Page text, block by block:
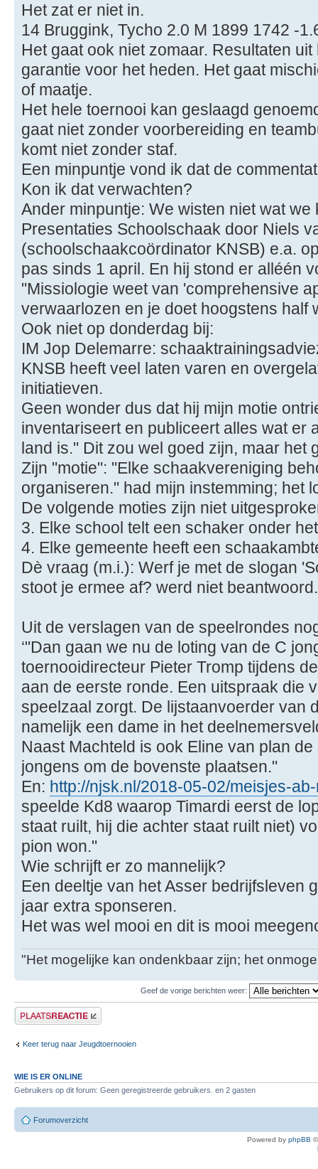
Het zat er niet in.
14 Bruggink, Tycho 2.0 M 1899 1742 -
Het gaat ook niet zomaar. Resultaten
garantie voor het heden. Het gaat
of maatje.
Het hele toernooi kan geslaagd
gaat niet zonder voorbereiding en
komt niet zonder staf.
Een minpuntje vond ik dat de
Kon ik dat verwachten?
Ander minpuntje: We wisten niet wat
Presentaties Schoolschaak door Niels
(schoolschaakcoördinator KNSB) e.a.
pas sinds 1 april. En hij stond er alléén
"Missiologie weet van 'comprehensive
verwaarlozen en je doet hoogstens half
Ook niet op donderdag bij:
IM Jop Delemarre:
KNSB heeft veel laten varen en
initiatieven.
Geen wonder dus dat hij mijn motie
inventariseert en publiceert alles wat er
land is." Dit zou wel goed zijn, maar het
Zijn "motie": "Elke schaakvereniging
organiseren." had mijn instemming; het
De volgende moties zijn niet
3. Elke school telt een schaker onder
4. Elke gemeente heeft een
Dè vraag (m.i.): Werf je met de slogan
stoot je ermee af? werd niet beantwoord.
Uit de verslagen van de speelrondes
‘"Dan gaan we nu de loting van de C
toernooidirecteur Pieter Tromp tijdens
aan de eerste ronde. Een uitspraak die
speelzaal zorgt. De lijstaanvoerder van
namelijk een dame in het
Naast Machteld is ook Eline van plan
jongens om de bovenste plaatsen."
En: http://njsk.nl/2018-05-02/meisjes-
speelde Kd8 waarop Timardi eerst de
staat ruilt, hij die achter staat ruilt niet)
pion won."
Wie schrijft er zo mannelijk?
Een deeltje van het Asser bedrijfsleven
jaar extra sponseren.
Het was wel mooi en dit is mooi
"Het mogelijke kan ondenkbaar zijn; het
Geef de vorige berichten weer:
Plaats een reactie
Keer terug naar Jeugdtoernooien
WIE IS ER ONLINE
Gebruikers op dit forum: Geen geregistreerde gebruikers. en 2 gasten
Forumoverzicht
Powered by phpBB